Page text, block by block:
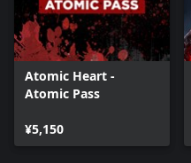
Atomic Heart -
Atomic Pass
¥5,150